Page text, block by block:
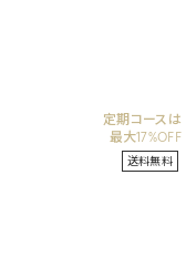
定期コースは
最大17%OFF
送料無料